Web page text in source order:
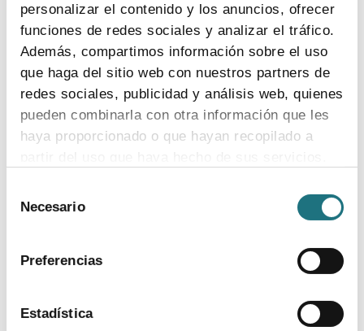
personalizar el contenido y los anuncios, ofrecer
funciones de redes sociales y analizar el tráfico.
Además, compartimos información sobre el uso
que haga del sitio web con nuestros partners de
redes sociales, publicidad y análisis web, quienes
pueden combinarla con otra información que les
haya proporcionado o que hayan recopilado a
Para más información puede acceder a nuestra
Necesario
Preferencias
Estadística
Encuesta de empleo en la industria
ver más